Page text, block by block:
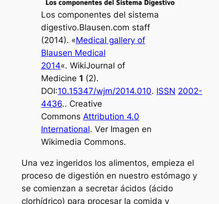
Los componentes del sistema
digestivo.Blausen.com staff
(2014). «Medical gallery of
Blausen Medical
2014«. WikiJournal of
Medicine 1 (2).
DOI:10.15347/wjm/2014.010. ISSN 2002-
4436.. Creative
Commons Attribution 4.0
International. Ver Imagen en
Wikimedia Commons.
Una vez ingeridos los alimentos, empieza el
proceso de digestión en nuestro estómago y
se comienzan a secretar ácidos (ácido
clorhídrico) para procesar la comida y